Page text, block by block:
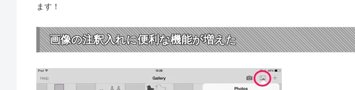
ます！
画像の注釈入れに便利な機能が増えた